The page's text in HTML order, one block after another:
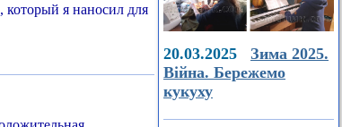
я наносил для
20.03.2025 Зима 2025.
Війна. Бережемо
кукуху